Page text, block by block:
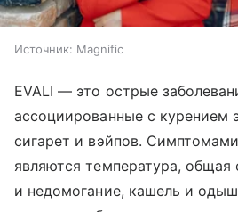
Источник: Magnific
EVALI — это острые
ассоциированные с курением
сигарет и вэйпов.
являются температура, общая
и недомогание, кашель и